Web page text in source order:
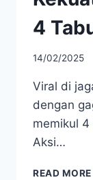
4
14/02/2025
Viral di
dengan
memikul
Aksi…
READ MORE